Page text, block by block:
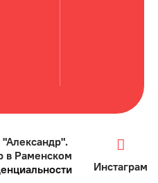
в Раменском
Инстаграм